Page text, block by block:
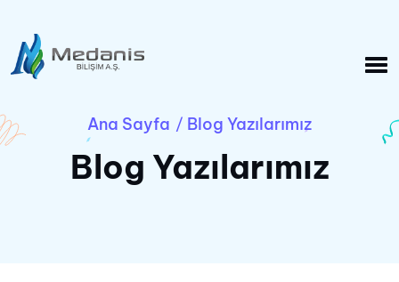
Ana Sayfa / Blog Yazılarımız
Blog Yazılarımız